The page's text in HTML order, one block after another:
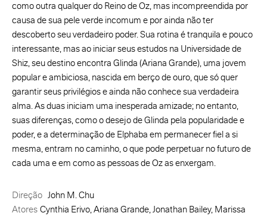
como outra qualquer do Reino de Oz, mas incompreendida por
causa de sua pele verde incomum e por ainda não ter
descoberto seu verdadeiro poder. Sua rotina é tranquila e pouco
interessante, mas ao iniciar seus estudos na Universidade de
Shiz, seu destino encontra Glinda (Ariana Grande), uma jovem
popular e ambiciosa, nascida em berço de ouro, que só quer
garantir seus privilégios e ainda não conhece sua verdadeira
alma. As duas iniciam uma inesperada amizade; no entanto,
suas diferenças, como o desejo de Glinda pela popularidade e
poder, e a determinação de Elphaba em permanecer fiel a si
mesma, entram no caminho, o que pode perpetuar no futuro de
cada uma e em como as pessoas de Oz as enxergam.
Direção John M. Chu
Atores Cynthia Erivo, Ariana Grande, Jonathan Bailey, Marissa